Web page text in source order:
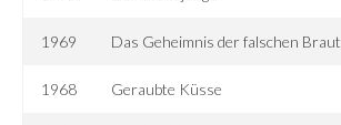
1969 Das Geheimnis der falschen Braut
1968 Geraubte Küsse